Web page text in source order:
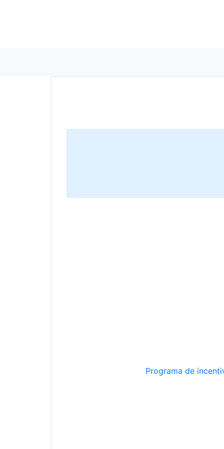
Programa de